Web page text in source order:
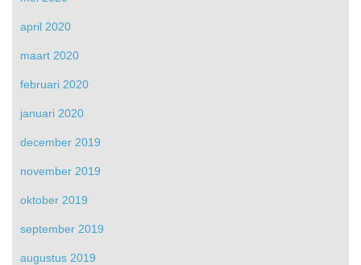
april 2020
maart 2020
februari 2020
januari 2020
december 2019
november 2019
oktober 2019
september 2019
augustus 2019